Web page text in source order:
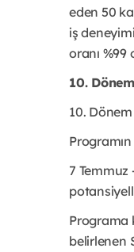
eden 50
iş
oranı
10.
10.
7
Programa
belirlenen